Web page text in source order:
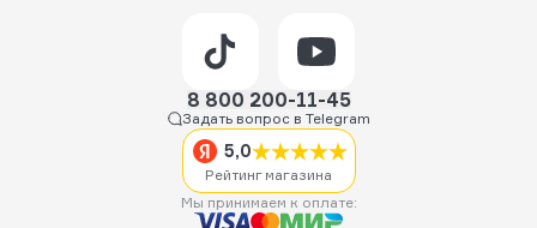
8 800 200-11-45
Задать вопрос в Telegram
5,0
Рейтинг магазина
Мы принимаем к оплате: